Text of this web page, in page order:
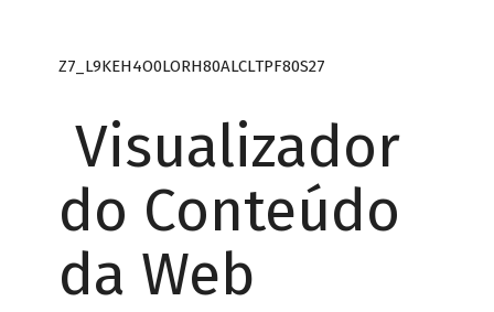
Z7_L9KEH4O0LORH80ALCLTPF80S27
Visualizador
do Conteúdo
da Web